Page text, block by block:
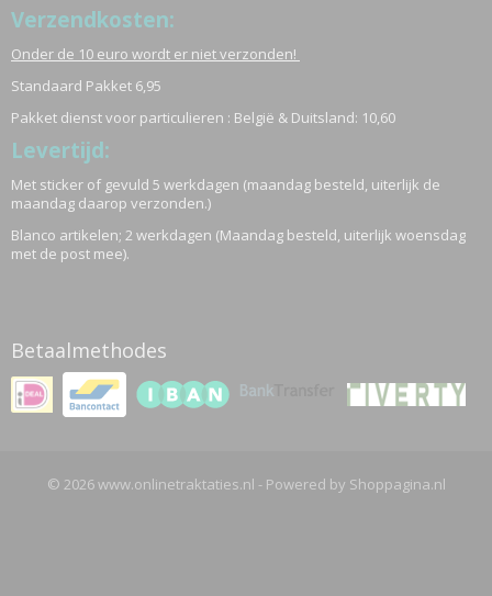
Verzendkosten:
Onder de 10 euro wordt er niet verzonden!
Standaard Pakket 6,95
Pakket dienst voor particulieren : België & Duitsland: 10,60
Levertijd:
Met sticker of gevuld 5 werkdagen (maandag besteld, uiterlijk de
maandag daarop verzonden.)
Blanco artikelen; 2 werkdagen (Maandag besteld, uiterlijk woensdag
met de post mee).
Betaalmethodes
© 2026 www.onlinetraktaties.nl - Powered by Shoppagina.nl